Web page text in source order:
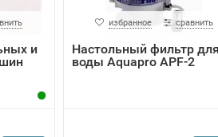
и
избранное сравнить
Настольный фильтр
воды Aquapro APF-2